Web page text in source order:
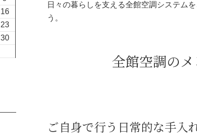
日々の暮らしを支える全館空調システム
う。
全館空調の
ご自身で行う日常的な手入
16
23
30